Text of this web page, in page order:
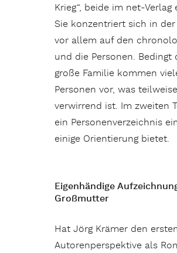
Krieg“, beide im net-Verlag
Sie konzentriert sich in
vor allem auf den
und die Personen. Bedingt
große Familie kommen
Personen vor, was
verwirrend ist. Im zweiten
ein Personenverzeichnis
einige Orientierung bietet.
Eigenhändige
Großmutter
Hat Jörg Krämer den
Autorenperspektive als